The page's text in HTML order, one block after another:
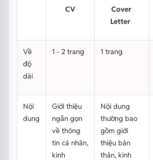
CV
Cover
Letter
Về
độ
dài
1 - 2 trang 1 trang
Nội
dung
Giới thiệu
ngắn gọn
về thông
tin cá nhân,
kinh
Nội dung
thường bao
gồm giới
thiệu bản
thân, kinh